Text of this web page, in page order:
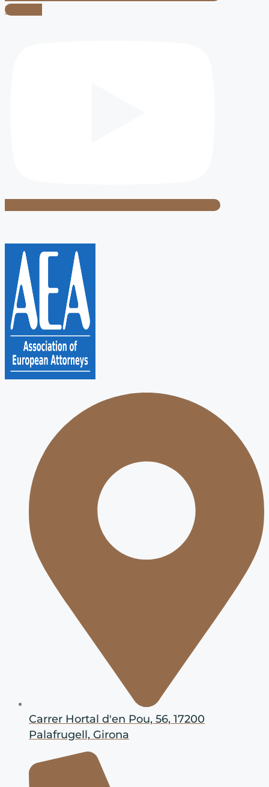
Youtube
Carrer Hortal d'en Pou, 56, 17200
Palafrugell, Girona